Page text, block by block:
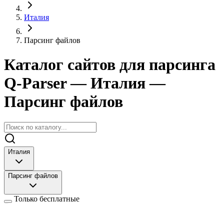
Италия
Парсинг файлов
Каталог сайтов для парсинга
Q-Parser— Италия —
Парсинг файлов
Италия
Парсинг файлов
Только бесплатные